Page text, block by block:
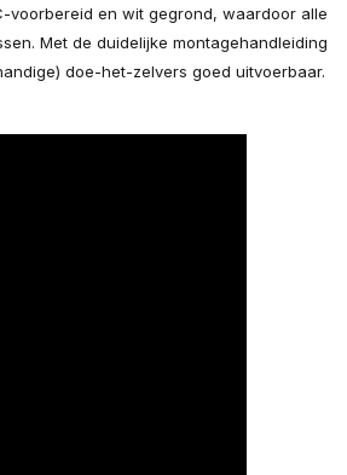
voorbereid en wit gegrond, waardoor alle
Met de duidelijke montagehandleiding
doe-het-zelvers goed uitvoerbaar.